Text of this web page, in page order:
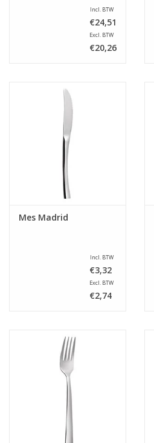
Incl. BTW
€24,51
Excl. BTW
€20,26
Mes Madrid
Incl. BTW
€3,32
Excl. BTW
€2,74